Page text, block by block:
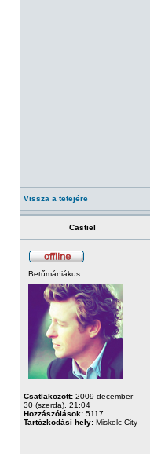
Vissza a tetejére
Castiel
Betűmániákus
Csatlakozott: 2009 december
30 (szerda), 21:04
Hozzászólások: 5117
Tartózkodási hely: Miskolc City